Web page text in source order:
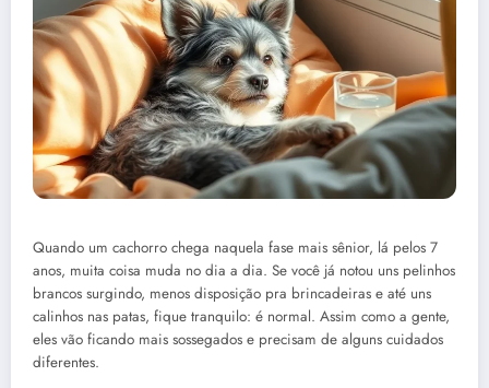
Quando um cachorro chega naquela fase mais sênior, lá pelos 7
anos, muita coisa muda no dia a dia. Se você já notou uns pelinhos
brancos surgindo, menos disposição pra brincadeiras e até uns
calinhos nas patas, fique tranquilo: é normal. Assim como a gente,
eles vão ficando mais sossegados e precisam de alguns cuidados
diferentes.